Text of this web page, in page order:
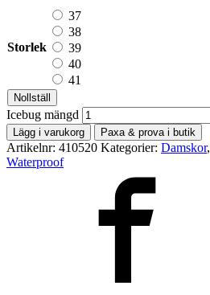
Storlek
37
38
39
40
41
Nollställ
Icebug mängd
Lägg i varukorg Paxa & prova i butik
Artikelnr: 410520 Kategorier: Damskor,
Waterproof